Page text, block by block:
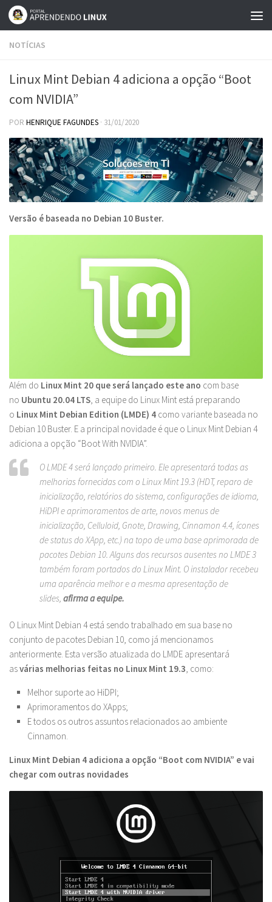
Skip to content
NOTÍCIAS
Linux Mint Debian 4 adiciona a opção “Boot
com NVIDIA”
POR HENRIQUE FAGUNDES · 31/01/2020
Versão é baseada no Debian 10 Buster.
Além do Linux Mint 20 que será lançado este ano com base
no Ubuntu 20.04 LTS, a equipe do Linux Mint está preparando
o Linux Mint Debian Edition (LMDE) 4 como variante baseada no
Debian 10 Buster. E a principal novidade é que o Linux Mint Debian 4
adiciona a opção “Boot With NVIDIA”.
O LMDE 4 será lançado primeiro. Ele apresentará todas as
melhorias fornecidas com o Linux Mint 19.3 (HDT, reparo de
inicialização, relatórios do sistema, configurações de idioma,
HiDPI e aprimoramentos de arte, novos menus de
inicialização, Celluloid, Gnote, Drawing, Cinnamon 4.4, ícones
de status do XApp, etc.) na topo de uma base aprimorada de
pacotes Debian 10. Alguns dos recursos ausentes no LMDE 3
também foram portados do Linux Mint. O instalador recebeu
uma aparência melhor e a mesma apresentação de
slides, afirma a equipe.
O Linux Mint Debian 4 está sendo trabalhado em sua base no
conjunto de pacotes Debian 10, como já mencionamos
anteriormente. Esta versão atualizada do LMDE apresentará
asvárias melhorias feitas no Linux Mint 19.3, como:
Melhor suporte ao HiDPI;
Aprimoramentos do XApps;
E todos os outros assuntos relacionados ao ambiente
Cinnamon.
Linux Mint Debian 4 adiciona a opção “Boot com NVIDIA” e vai
chegar com outras novidades